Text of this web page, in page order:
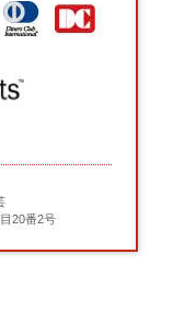
20番2号